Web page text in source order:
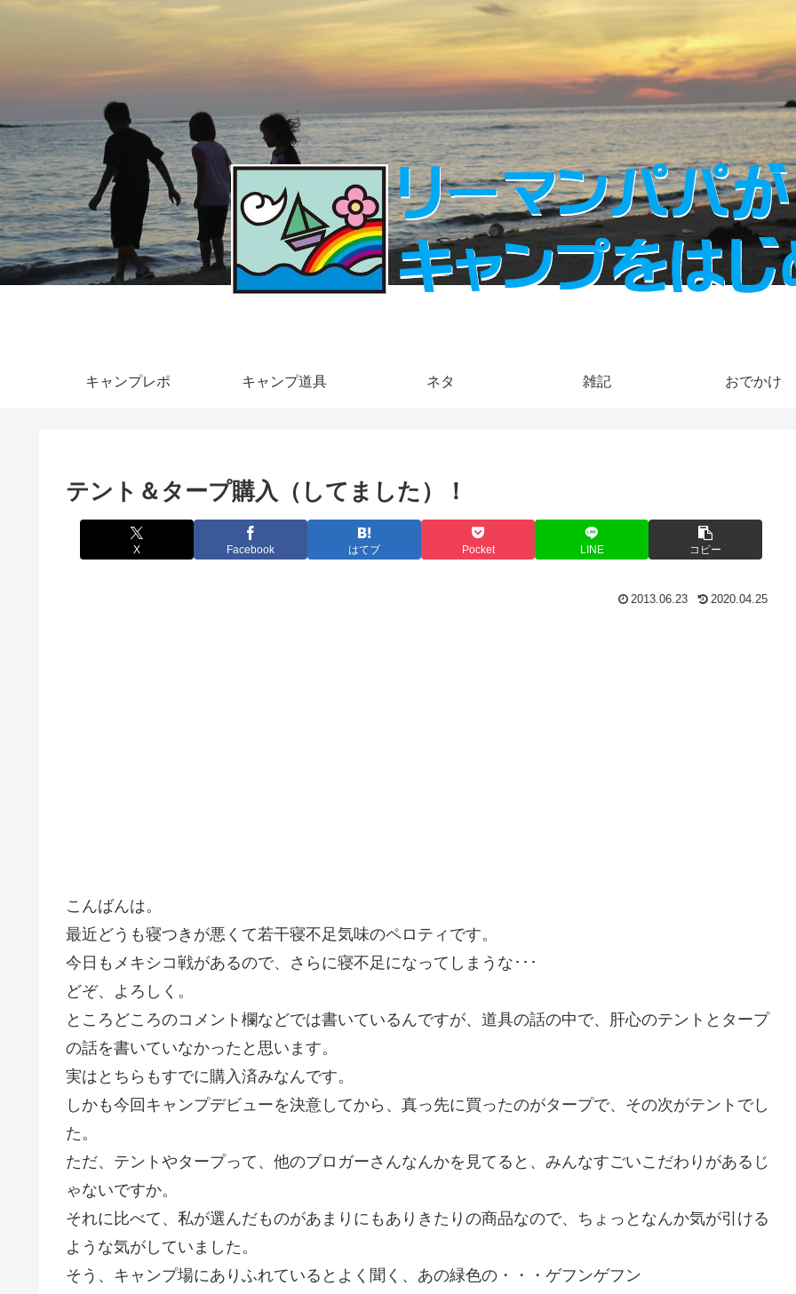
キャンプレポ キャンプ道具 ネタ 雑記 おでかけ
テント＆タープ購入（してました）！
X Facebook はてブ Pocket LINE コピー
2013.06.23 2020.04.25
こんばんは。
最近どうも寝つきが悪くて若干寝不足気味のペロティです。
今日もメキシコ戦があるので、さらに寝不足になってしまうな･･･
どぞ、よろしく。
ところどころのコメント欄などでは書いているんですが、道具の話の中で、肝心のテントとタープ
の話を書いていなかったと思います。
実はとちらもすでに購入済みなんです。
しかも今回キャンプデビューを決意してから、真っ先に買ったのがタープで、その次がテントでし
た。
ただ、テントやタープって、他のブロガーさんなんかを見てると、みんなすごいこだわりがあるじ
ゃないですか。
それに比べて、私が選んだものがあまりにもありきたりの商品なので、ちょっとなんか気が引ける
ような気がしていました。
そう、キャンプ場にありふれているとよく聞く、あの緑色の・・・ゲフンゲフン